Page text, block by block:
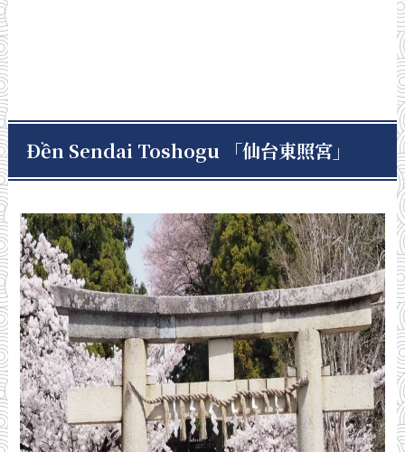
Đền Sendai Toshogu 「仙台東照宮 」